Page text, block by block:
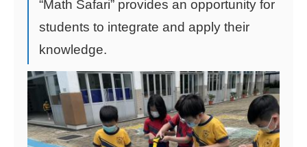
“Math Safari” provides an opportunity for
students to integrate and apply their
knowledge.